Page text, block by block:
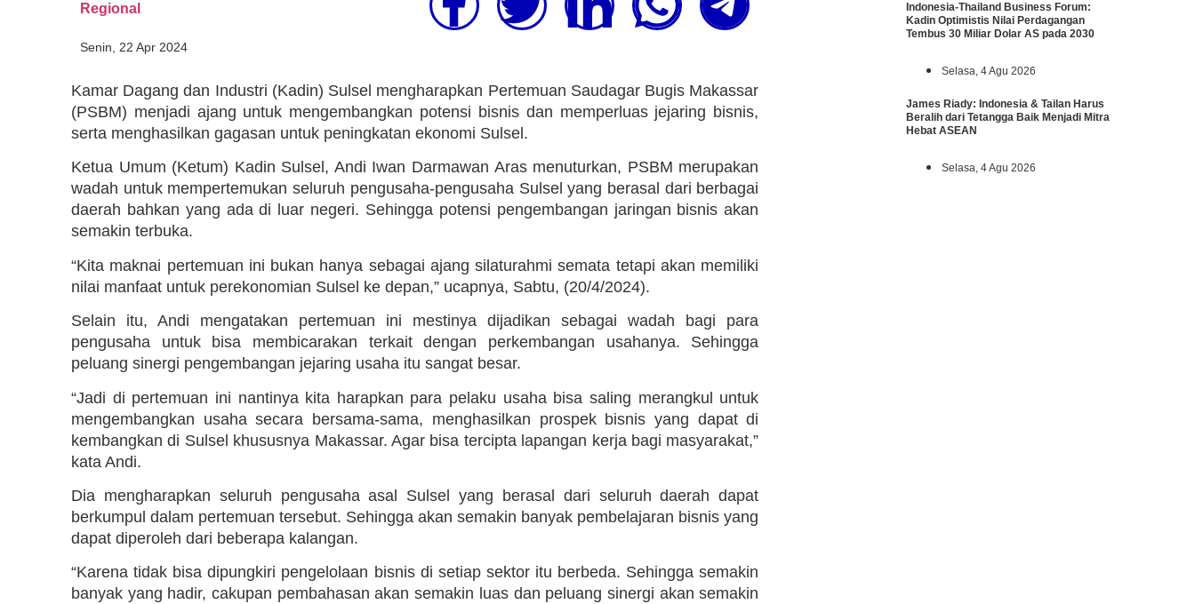
Regional
Senin, 22 Apr 2024
Kamar Dagang dan Industri (Kadin) Sulsel mengharapkan Pertemuan Saudagar Bugis Makassar
(PSBM) menjadi ajang untuk mengembangkan potensi bisnis dan memperluas jejaring bisnis,
serta menghasilkan gagasan untuk peningkatan ekonomi Sulsel.
Ketua Umum (Ketum) Kadin Sulsel, Andi Iwan Darmawan Aras menuturkan, PSBM merupakan
wadah untuk mempertemukan seluruh pengusaha-pengusaha Sulsel yang berasal dari berbagai
daerah bahkan yang ada di luar negeri. Sehingga potensi pengembangan jaringan bisnis akan
semakin terbuka.
“Kita maknai pertemuan ini bukan hanya sebagai ajang silaturahmi semata tetapi akan memiliki
nilai manfaat untuk perekonomian Sulsel ke depan,” ucapnya, Sabtu, (20/4/2024).
Selain itu, Andi mengatakan pertemuan ini mestinya dijadikan sebagai wadah bagi para
pengusaha untuk bisa membicarakan terkait dengan perkembangan usahanya. Sehingga
peluang sinergi pengembangan jejaring usaha itu sangat besar.
“Jadi di pertemuan ini nantinya kita harapkan para pelaku usaha bisa saling merangkul untuk
mengembangkan usaha secara bersama-sama, menghasilkan prospek bisnis yang dapat di
kembangkan di Sulsel khususnya Makassar. Agar bisa tercipta lapangan kerja bagi masyarakat,”
kata Andi.
Dia mengharapkan seluruh pengusaha asal Sulsel yang berasal dari seluruh daerah dapat
berkumpul dalam pertemuan tersebut. Sehingga akan semakin banyak pembelajaran bisnis yang
dapat diperoleh dari beberapa kalangan.
“Karena tidak bisa dipungkiri pengelolaan bisnis di setiap sektor itu berbeda. Sehingga semakin
banyak yang hadir, cakupan pembahasan akan semakin luas dan peluang sinergi akan semakin
Indonesia-Thailand Business Forum:
Kadin Optimistis Nilai Perdagangan
Tembus 30 Miliar Dolar AS pada 2030
Selasa, 4 Agu 2026
James Riady: Indonesia & Tailan Harus
Beralih dari Tetangga Baik Menjadi Mitra
Hebat ASEAN
Selasa, 4 Agu 2026